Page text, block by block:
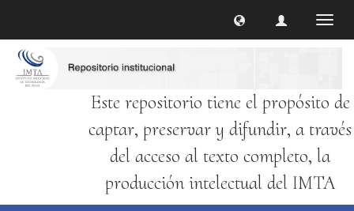
Este repositorio tiene el propósito de
captar, preservar y difundir, a través
del acceso al texto completo, la
producción intelectual del IMTA